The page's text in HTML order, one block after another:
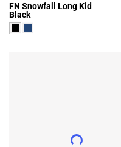
340,28BYN
FN Snowfall Long Kid
Black